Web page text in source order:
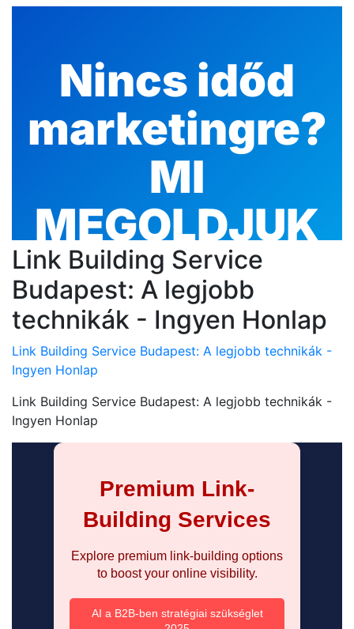
Link Building Service
Budapest: A legjobb
technikák - Ingyen Honlap
Link Building Service Budapest: A legjobb technikák -
Ingyen Honlap
Link Building Service Budapest: A legjobb technikák -
Ingyen Honlap